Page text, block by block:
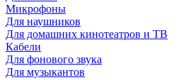
Микрофоны
Для наушников
Для домашних кинотеатров и ТВ
Кабели
Для фонового звука
Для музыкантов